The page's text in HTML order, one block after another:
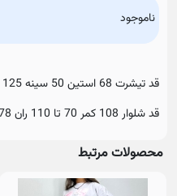
ناموجود
قد تیشرت 68 استین 50 سینه 125
قد شلوار 108 کمر 70 تا 110 ران 78 باسن 130 دمپا 30 فاق حدود 40
محصولات مرتبط